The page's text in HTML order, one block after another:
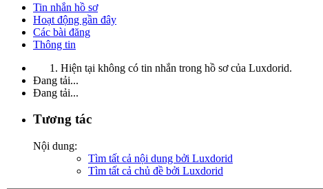
Tin nhắn hồ sơ
Hoạt động gần đây
Các bài đăng
Thông tin
Hiện tại không có tin nhắn trong hồ sơ của Luxdorid.
Đang tải...
Đang tải...
Tương tác
Nội dung:
Tìm tất cả nội dung bởi Luxdorid
Tìm tất cả chủ đề bởi Luxdorid